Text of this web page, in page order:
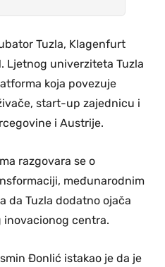
Tuzla, Klagenfurt
Ljetnog univerziteta Tuzla
koja povezuje
start-up zajednicu i
i Austrije.
razgovara se o
međunarodnim
da Tuzla dodatno ojača
centra.
Đonlić istakao je da je